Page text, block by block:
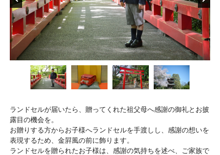
ランドセルが届いたら、贈ってくれた祖父母へ感謝の御礼とお披
露目の機会を。
お贈りする方からお子様へランドセルを手渡しし、感謝の想いを
表現するため、金屛風の前に飾ります。
ランドセルを贈られたお子様は、感謝の気持ちを述べ、ご家族で